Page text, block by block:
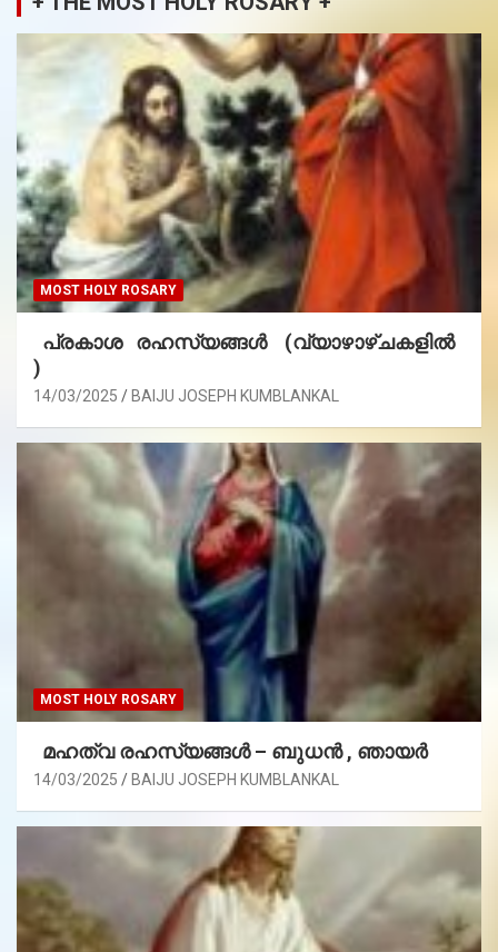
MOST HOLY ROSARY
പ്രകാശ രഹസ്യങ്ങൾ (വ്യാഴാഴ്ചകളിൽ
)
14/03/2025 BAIJU JOSEPH KUMBLANKAL
MOST HOLY ROSARY
മഹത്വ രഹസ്യങ്ങള്‍ – ബുധൻ , ഞായർ
14/03/2025 BAIJU JOSEPH KUMBLANKAL